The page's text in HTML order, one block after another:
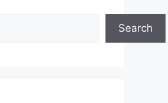
Search